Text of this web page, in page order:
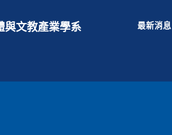
與文教產業學系 最新消息